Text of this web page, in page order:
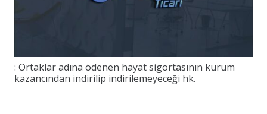
: Ortaklar adına ödenen hayat sigortasının kurum
kazancından indirilip indirilemeyeceği hk.